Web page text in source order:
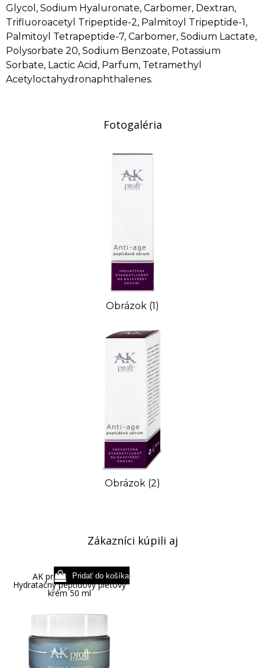
Glycol, Sodium Hyaluronate, Carbomer, Dextran,
Trifluoroacetyl Tripeptide-2, Palmitoyl Tripeptide-1,
Palmitoyl Tetrapeptide-7, Carbomer, Sodium Lactate,
Polysorbate 20, Sodium Benzoate, Potassium
Sorbate, Lactic Acid, Parfum, Tetramethyl
Acetyloctahydronaphthalenes.
Fotogaléria
Obrázok (1)
Obrázok (2)
Zákazníci kúpili aj
AK profi Anti-age &
Hydratačný peptidový pleťový
krém 50 ml